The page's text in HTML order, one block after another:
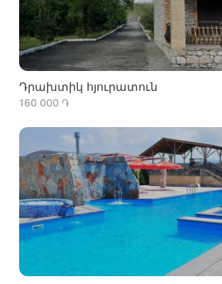
Դրախտիկ հյուրատուն
160 000 ֏